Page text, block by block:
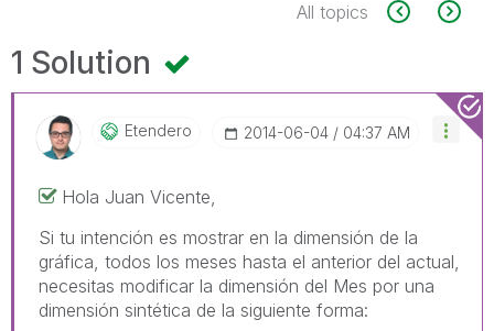
All topics
1 Solution
Etendero ‎2014-06-04 04:37 AM
Hola Juan Vicente,
Si tu intención es mostrar en la dimensión de la
gráfica, todos los meses hasta el anterior del actual,
necesitas modificar la dimensión del Mes por una
dimensión sintética de la siguiente forma: